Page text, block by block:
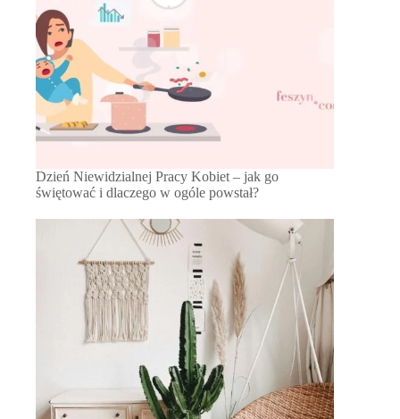
Dzień Niewidzialnej Pracy Kobiet – jak go
świętować i dlaczego w ogóle powstał?